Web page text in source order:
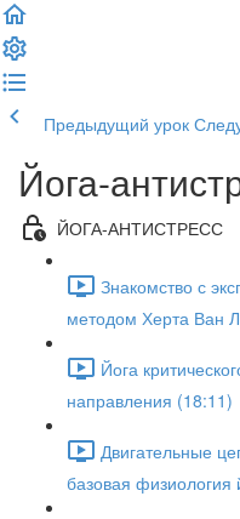
Предыдущий урок
Йога-
ЙОГА-АНТИСТРЕСС
Знакомство с
методом Херта Ван
Йога
направления (18:11)
Двигательные
базовая физиология